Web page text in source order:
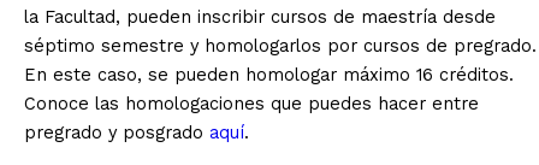
la Facultad, pueden inscribir cursos de maestría desde
séptimo semestre y homologarlos por cursos de pregrado.
En este caso, se pueden homologar máximo 16 créditos.
Conoce las homologaciones que puedes hacer entre
pregrado y posgrado aquí.